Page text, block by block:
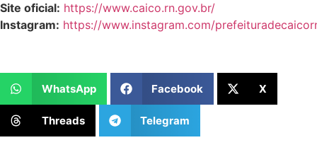
Site oficial: https://www.caico.rn.gov.br/
Instagram: https://www.instagram.com/
WhatsApp Facebook X
Threads Telegram